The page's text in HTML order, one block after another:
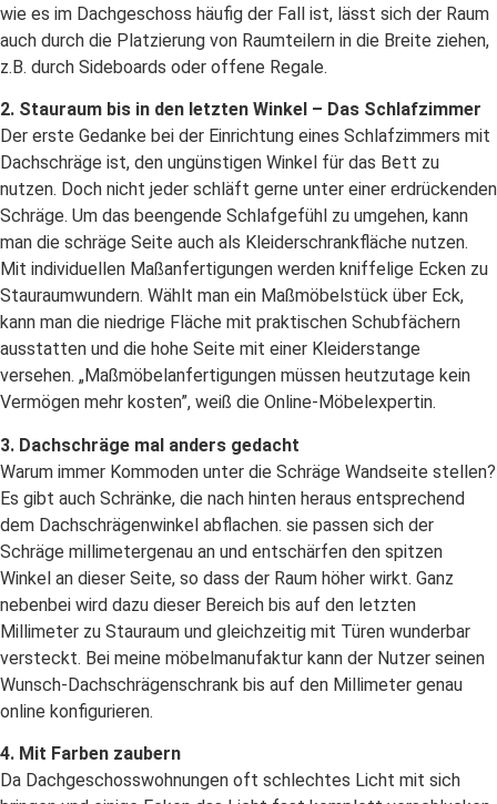
wie es im Dachgeschoss häufig der Fall ist, lässt sich der Raum
auch durch die Platzierung von Raumteilern in die Breite ziehen,
z.B. durch Sideboards oder offene Regale.
2. Stauraum bis in den letzten Winkel – Das Schlafzimmer
Der erste Gedanke bei der Einrichtung eines Schlafzimmers mit
Dachschräge ist, den ungünstigen Winkel für das Bett zu
nutzen. Doch nicht jeder schläft gerne unter einer erdrückenden
Schräge. Um das beengende Schlafgefühl zu umgehen, kann
man die schräge Seite auch als Kleiderschrankfläche nutzen.
Mit individuellen Maßanfertigungen werden kniffelige Ecken zu
Stauraumwundern. Wählt man ein Maßmöbelstück über Eck,
kann man die niedrige Fläche mit praktischen Schubfächern
ausstatten und die hohe Seite mit einer Kleiderstange
versehen. „Maßmöbelanfertigungen müssen heutzutage kein
Vermögen mehr kosten”, weiß die Online-Möbelexpertin.
3. Dachschräge mal anders gedacht
Warum immer Kommoden unter die Schräge Wandseite stellen?
Es gibt auch Schränke, die nach hinten heraus entsprechend
dem Dachschrägenwinkel abflachen. sie passen sich der
Schräge millimetergenau an und entschärfen den spitzen
Winkel an dieser Seite, so dass der Raum höher wirkt. Ganz
nebenbei wird dazu dieser Bereich bis auf den letzten
Millimeter zu Stauraum und gleichzeitig mit Türen wunderbar
versteckt. Bei meine möbelmanufaktur kann der Nutzer seinen
Wunsch-Dachschrägenschrank bis auf den Millimeter genau
online konfigurieren.
4. Mit Farben zaubern
Da Dachgeschosswohnungen oft schlechtes Licht mit sich